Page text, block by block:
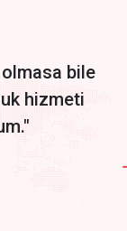
card
olmasa bile
hizmeti